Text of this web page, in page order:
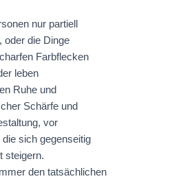
nur partiell
oder die Dinge
Farbflecken
leben
Ruhe und
Schärfe und
vor
sich gegenseitig
steigern.
den tatsächlichen